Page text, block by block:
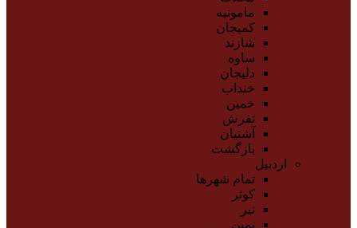
مامونیه
کمیجان
شازند
ساوه
دلیجان
خنداب
خمین
تفرش
آشتیان
بازگشت
اردبیل
تمام شهر‌ها
کوثر
نیر
نمین